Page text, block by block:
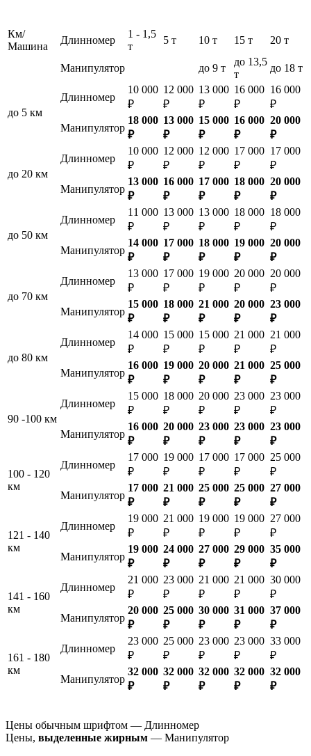
Км/
Машина
Длинномер
1 - 1,5
т
5 т 10 т 15 т 20 т
Манипулятор до 9 т
до 13,5
т
до 18 т
до 5 км
Длинномер
10 000
₽
12 000
₽
13 000
₽
16 000
₽
16 000
₽
Манипулятор
18 000
₽
13 000
₽
15 000
₽
16 000
₽
20 000
₽
до 20 км
Длинномер
10 000
₽
12 000
₽
12 000
₽
17 000
₽
17 000
₽
Манипулятор
13 000
₽
16 000
₽
17 000
₽
18 000
₽
20 000
₽
до 50 км
Длинномер
11 000
₽
13 000
₽
13 000
₽
18 000
₽
18 000
₽
Манипулятор
14 000
₽
17 000
₽
18 000
₽
19 000
₽
20 000
₽
до 70 км
Длинномер
13 000
₽
17 000
₽
19 000
₽
20 000
₽
20 000
₽
Манипулятор
15 000
₽
18 000
₽
21 000
₽
20 000
₽
23 000
₽
до 80 км
Длинномер
14 000
₽
15 000
₽
15 000
₽
21 000
₽
21 000
₽
Манипулятор
16 000
₽
19 000
₽
20 000
₽
21 000
₽
25 000
₽
90 -100 км
Длинномер
15 000
₽
18 000
₽
20 000
₽
23 000
₽
23 000
₽
Манипулятор
16 000
₽
20 000
₽
23 000
₽
23 000
₽
23 000
₽
100 - 120
км
Длинномер
17 000
₽
19 000
₽
17 000
₽
17 000
₽
25 000
₽
Манипулятор
17 000
₽
21 000
₽
25 000
₽
25 000
₽
27 000
₽
121 - 140
км
Длинномер
19 000
₽
21 000
₽
19 000
₽
19 000
₽
27 000
₽
Манипулятор
19 000
₽
24 000
₽
27 000
₽
29 000
₽
35 000
₽
141 - 160
км
Длинномер
21 000
₽
23 000
₽
21 000
₽
21 000
₽
30 000
₽
Манипулятор
20 000
₽
25 000
₽
30 000
₽
31 000
₽
37 000
₽
161 - 180
км
Длинномер
23 000
₽
25 000
₽
23 000
₽
23 000
₽
33 000
₽
Манипулятор
32 000
₽
32 000
₽
32 000
₽
32 000
₽
32 000
₽
Цены обычным шрифтом — Длинномер
Цены, выделенные жирным — Манипулятор